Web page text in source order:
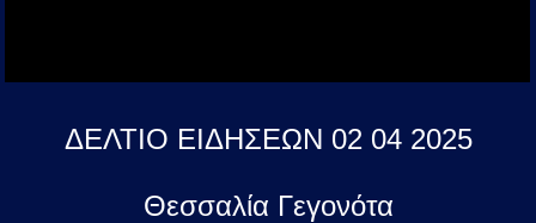
ΔΕΛΤΙΟ ΕΙΔΗΣΕΩΝ 02 04 2025
Θεσσαλία Γεγονότα